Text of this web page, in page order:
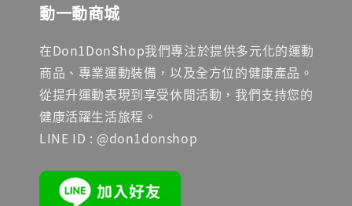
動一動商城
在Don1DonShop我們專注於提供多元化的運動
商品、專業運動裝備，以及全方位的健康產品。
從提升運動表現到享受休閒活動，我們支持您的
健康活躍生活旅程。
LINE ID : @don1donshop